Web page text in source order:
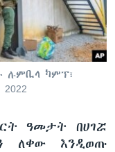
ሉምቢላ ካምፕ፣
ዓመታት በሀገሯ
ለቀው እንዲወጡ